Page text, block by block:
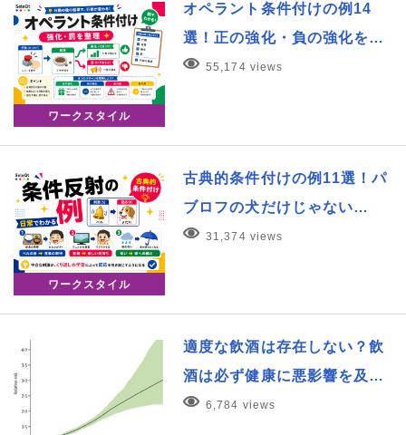
ワークスタイル
オペラント条件付けの例14
選！正の強化・負の強化を…
55,174 views
ワークスタイル
古典的条件付けの例11選！パ
ブロフの犬だけじゃない…
31,374 views
適度な飲酒は存在しない？飲
酒は必ず健康に悪影響を及…
6,784 views